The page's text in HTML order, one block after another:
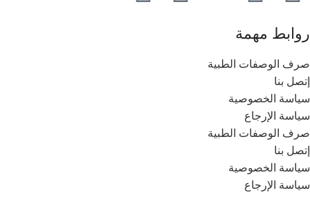
روابط مهمة
صرف الوصفات الطبية
إتصل بنا
سياسة الخصوصية
سياسة الإرجاع
صرف الوصفات الطبية
إتصل بنا
سياسة الخصوصية
سياسة الإرجاع